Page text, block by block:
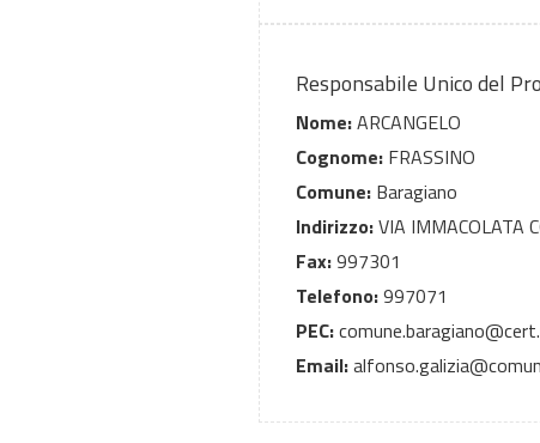
Responsabile Unico del
Nome:ARCANGELO
Cognome: FRASSINO
Comune: Baragiano
Indirizzo:VIA IMMACOLATA
Fax:997301
Telefono:997071
PEC:
Email: